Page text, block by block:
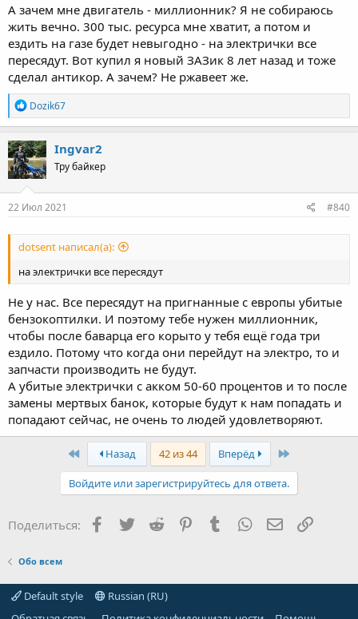
А зачем мне двигатель - миллионник? Я не собираюсь
жить вечно. 300 тыс. ресурса мне хватит, а потом и
ездить на газе будет невыгодно - на электрички все
пересядут. Вот купил я новый ЗАЗик 8 лет назад и тоже
сделал антикор. А зачем? Не ржавеет же.
R
e
a
c
t
i
o
n
s
Dozik67
Ingvar2
Тру байкер
22 Июл 2021 #840
dotsent написал(а):
на электрички все пересядут
Не у нас. Все пересядут на пригнанные с европы убитые
бензокоптилки. И поэтому тебе нужен миллионник,
чтобы после баварца его корыто у тебя ещё года три
ездило. Потому что когда они перейдут на электро, то и
запчасти производить не будут.
А убитые электрички с акком 50-60 процентов и то после
замены мертвых банок, которые будут к нам попадать и
попадают сейчас, не очень то людей удовлетворяют.
First Назад 42 из 44 Вперёд Last
Войдите или зарегистрируйтесь для ответа.
Поделиться: Facebook
TwitterReddit PinterestTumblr WhatsApp Ссылка
Обо всем
Default style
Russian (RU)